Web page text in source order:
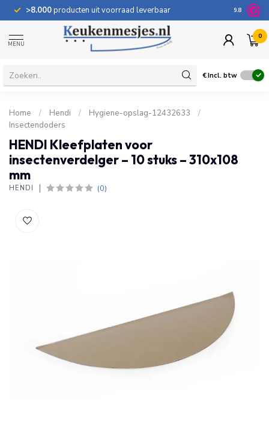
>8.000producten uit voorraad leverbaar 100
9.8
MENU
0
€Incl. btw
Home / Hendi / Hygiene-opslag-12432633
/
Insectendoders
HENDI Kleefplaten voor
insectenverdelger – 10 stuks – 310x108
mm
HENDI (0)